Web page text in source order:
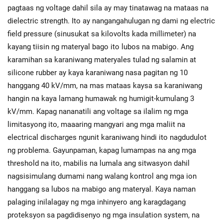
pagtaas ng voltage dahil sila ay may tinatawag na mataas na
dielectric strength. Ito ay nangangahulugan ng dami ng electric
field pressure (sinusukat sa kilovolts kada millimeter) na
kayang tiisin ng materyal bago ito lubos na mabigo. Ang
karamihan sa karaniwang materyales tulad ng salamin at
silicone rubber ay kaya karaniwang nasa pagitan ng 10
hanggang 40 kV/mm, na mas mataas kaysa sa karaniwang
hangin na kaya lamang humawak ng humigit-kumulang 3
kV/mm. Kapag nananatili ang voltage sa ilalim ng mga
limitasyong ito, maaaring mangyari ang mga maliit na
electrical discharges ngunit karaniwang hindi ito nagdudulot
ng problema. Gayunpaman, kapag lumampas na ang mga
threshold na ito, mabilis na lumala ang sitwasyon dahil
nagsisimulang dumami nang walang kontrol ang mga ion
hanggang sa lubos na mabigo ang materyal. Kaya naman
palaging inilalagay ng mga inhinyero ang karagdagang
proteksyon sa pagdidisenyo ng mga insulation system, na